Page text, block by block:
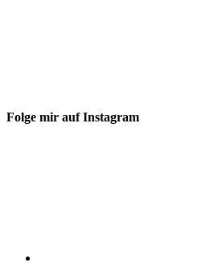
Folge mir auf Instagram